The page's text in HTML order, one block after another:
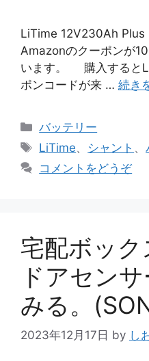
LiTime 12V230Ah Plus
Amazonのクーポンが
います。 購入すると
ポンコードが来 … 続き
カ
テ
リ
バッテリー
タ
LiTime、 シャント 、
コメントをどうぞ
宅配ボッ
ドアセン
みる。
2023年12月17日 by し